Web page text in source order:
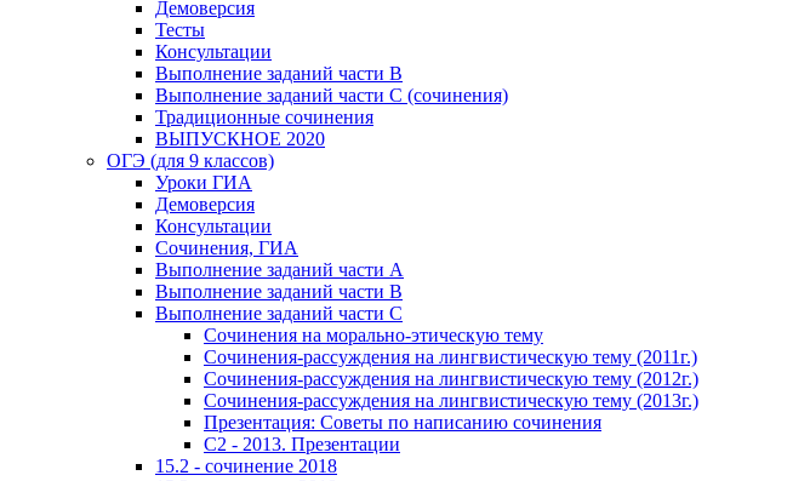
Демоверсия
Тесты
Консультации
Выполнение заданий части В
Выполнение заданий части С (сочинения)
Традиционные сочинения
ВЫПУСКНОЕ 2020
ОГЭ (для 9 классов)
Уроки ГИА
Демоверсия
Консультации
Сочинения, ГИА
Выполнение заданий части А
Выполнение заданий части В
Выполнение заданий части С
Сочинения на морально-этическую тему
Сочинения-рассуждения на лингвистическую тему (2011г.)
Сочинения-рассуждения на лингвистическую тему (2012г.)
Сочинения-рассуждения на лингвистическую тему (2013г.)
Презентация: Советы по написанию сочинения
C2 - 2013. Презентации
15.2 - сочинение 2018